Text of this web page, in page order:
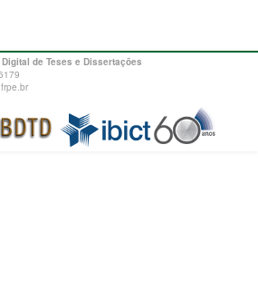
de Teses e Dissertações